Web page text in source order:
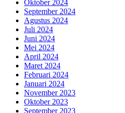
Oktober 2024
September 2024
Agustus 2024
Juli 2024
Juni 2024
Mei 2024
April 2024
Maret 2024
Februari 2024
Januari 2024
November 2023
Oktober 2023
September 2023